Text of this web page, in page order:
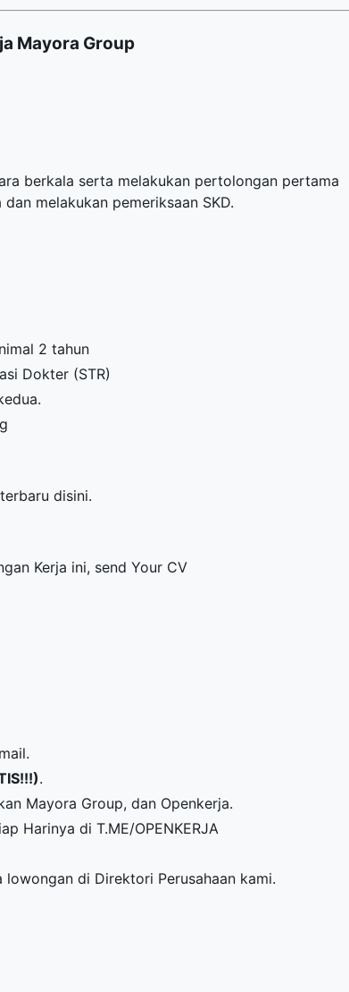
Mayora Group
berkala serta melakukan pertolongan pertama
melakukan pemeriksaan SKD.
2 tahun
Dokter (STR)
terbaru disini.
Kerja ini, send Your CV
.
Mayora Group, dan Openkerja.
Harinya diT.ME/OPENKERJA
lowongan di Direktori Perusahaan kami.